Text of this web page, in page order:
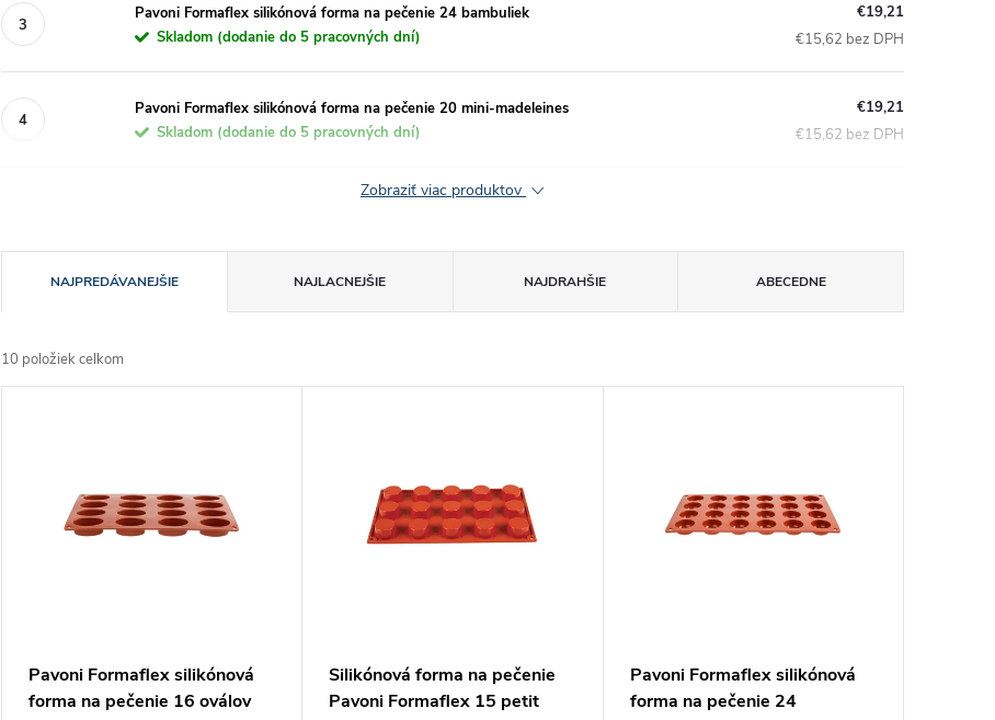
Pavoni Formaflex silikónová forma na pečenie 24 bambuliek
Skladom (dodanie do 5 pracovných dní)
€19,21
€15,62 bez DPH
Pavoni Formaflex silikónová forma na pečenie 20 mini-madeleines
Skladom (dodanie do 5 pracovných dní)
€19,21
€15,62 bez DPH
Zobraziť viac produktov
a
d
NAJPREDÁVANEJŠIE NAJLACNEJŠIE NAJDRAHŠIE ABECEDNE
10 položiek celkom
Pavoni Formaflex silikónová
forma na pečenie 16 oválov
Silikónová forma na pečenie
Pavoni Formaflex 15 petit
Pavoni Formaflex silikónová
forma na pečenie 24